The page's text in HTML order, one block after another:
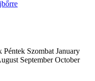
Szombat January
September October